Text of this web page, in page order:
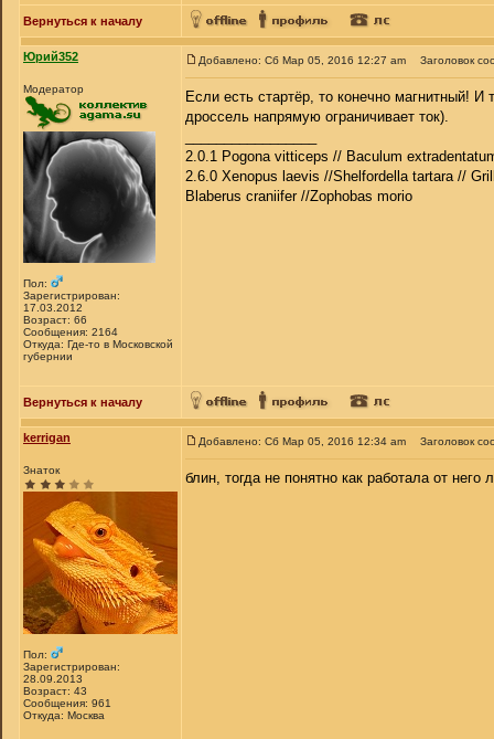
Вернуться к началу
Юрий352
Модератор
Пол:
Зарегистрирован:
17.03.2012
Возраст: 66
Сообщения: 2164
Откуда: Где-то в Московской
губернии
Добавлено: Сб Мар 05, 2016 12:27 am Заголовок
Если есть стартёр, то конечно магнитный!
дроссель напрямую ограничивает ток).
2.0.1 Pogona vitticeps // Baculum
2.6.0 Xenopus laevis //Shelfordella tartara //
Blaberus craniifer //Zophobas morio
Вернуться к началу
kerrigan
Знаток
Пол:
Зарегистрирован:
28.09.2013
Возраст: 43
Сообщения: 961
Откуда: Москва
Добавлено: Сб Мар 05, 2016 12:34 am Заголовок
блин, тогда не понятно как работала от